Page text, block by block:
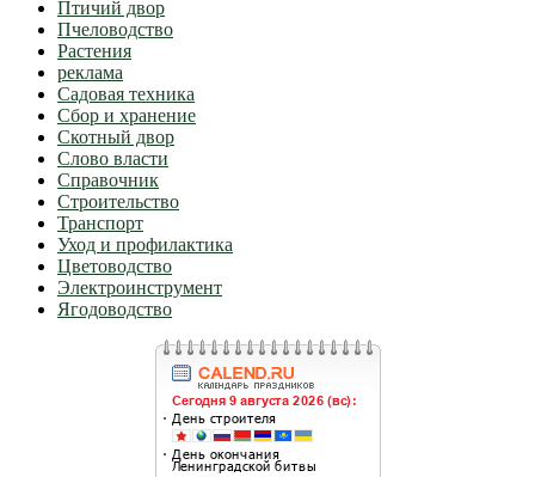
Птичий двор
Пчеловодство
Растения
реклама
Садовая техника
Сбор и хранение
Скотный двор
Слово власти
Справочник
Строительство
Транспорт
Уход и профилактика
Цветоводство
Электроинструмент
Ягодоводство